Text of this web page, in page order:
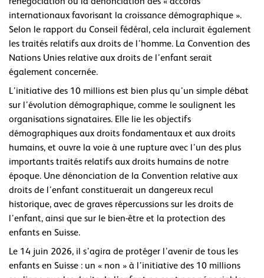
internationaux favorisant la croissance démographique ».
Selon le rapport du Conseil fédéral, cela inclurait également
les traités relatifs aux droits de l’homme. La Convention des
Nations Unies relative aux droits de l’enfant serait
également concernée.
L’initiative des 10 millions est bien plus qu’un simple débat
sur l’évolution démographique, comme le soulignent les
organisations signataires. Elle lie les objectifs
démographiques aux droits fondamentaux et aux droits
humains, et ouvre la voie à une rupture avec l’un des plus
importants traités relatifs aux droits humains de notre
époque. Une dénonciation de la Convention relative aux
droits de l’enfant constituerait un dangereux recul
historique, avec de graves répercussions sur les droits de
l’enfant, ainsi que sur le bien-être et la protection des
enfants en Suisse.
Le 14 juin 2026, il s’agira de protéger l’avenir de tous les
enfants en Suisse : un « non » à l’initiative des 10 millions